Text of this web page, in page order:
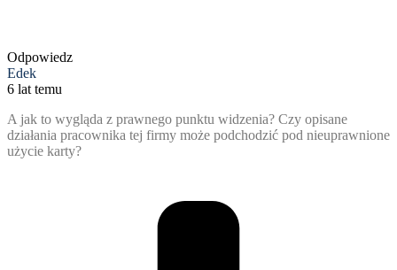
Odpowiedz
Edek
6 lat temu
A jak to wygląda z prawnego punktu widzenia? Czy opisane
działania pracownika tej firmy może podchodzić pod nieuprawnione
użycie karty?